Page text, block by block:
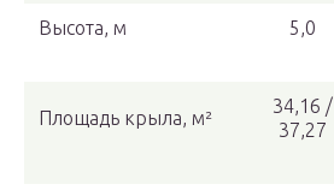
Высота, м 5,0
Площадь крыла, м²
34,16 /
37,27